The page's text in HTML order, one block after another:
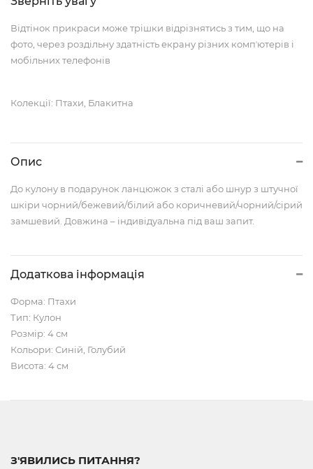
Відтінок прикраси може трішки відрізнятись з тим, що на
фото, через роздільну здатність екрану різних компʼютерів і
мобільних телефонів
Колекції: Птахи, Блакитна
Опис
До кулону в подарунок ланцюжок з сталі або шнур з штучної
шкіри чорний/бежевий/білий або коричневий/чорний/сірий
замшевий. Довжина – індивідуальна під ваш запит.
Додаткова інформація
Форма: Птахи
Тип: Кулон
Розмір: 4 см
Кольори: Синій, Голубий
Висота: 4 см
З'ЯВИЛИСЬ ПИТАННЯ?